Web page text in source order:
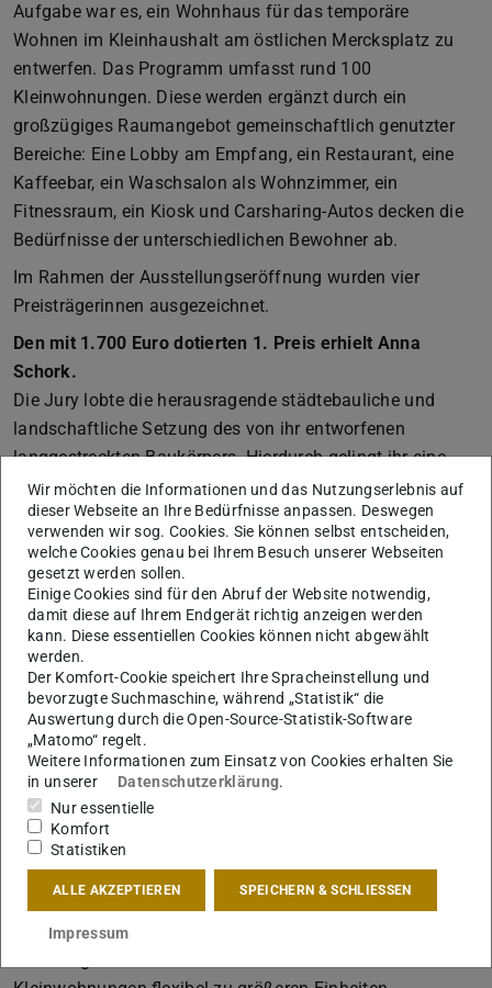
Aufgabe war es, ein Wohnhaus für das temporäre
Wohnen im Kleinhaushalt am östlichen Mercksplatz zu
entwerfen. Das Programm umfasst rund 100
Kleinwohnungen. Diese werden ergänzt durch ein
großzügiges Raumangebot gemeinschaftlich genutzter
Bereiche: Eine Lobby am Empfang, ein Restaurant, eine
Kaffeebar, ein Waschsalon als Wohnzimmer, ein
Fitnessraum, ein Kiosk und Carsharing-Autos decken die
Bedürfnisse der unterschiedlichen Bewohner ab.
Im Rahmen der Ausstellungseröffnung wurden vier
Preisträgerinnen ausgezeichnet.
Den mit 1.700 Euro dotierten 1. Preis erhielt Anna
Schork.
Die Jury lobte die herausragende städtebauliche und
landschaftliche Setzung des von ihr entworfenen
langgestreckten Baukörpers. Hierdurch gelingt ihr eine
Erweiterung des Parks bis zum Mercksplatz und die
Schaffung einer klaren Kante zur Landgraf-Georg-Straße
hin. Die gemeinschaftlich genutzten Räume öffnen sich
im Erdgeschoss nach Süden zum Park hin und erhöhen
so die Aufenthaltsqualitäten der Rudolf-Müller-Anlage.
Überzeugend ist auch die Erschließung aller Wohnungen
durch eine gemeinschaftlich genutzte, zweigeschossige
«Wandelhalle», die hohe Varianz der Wohnungstypen und
die gelungene Fassadengestaltung.
Anerkennungen (je 300 Euro) gehen an:
Rahel Mang
Ihr Entwurf zeichnet sich durch seine Eigenständigkeit
aus. Der von ihr vorgeschlagene kompakte Baukörper
schafft eine städtebauliche Verankerung zur Kreuzung
wird eine optimale Ausrichtung und Belichtung der
Wir möchten die Informationen und das Nutzungserlebnis auf
dieser Webseite an Ihre Bedürfnisse anpassen. Deswegen
verwenden wir sog. Cookies. Sie können selbst entscheiden,
welche Cookies genau bei Ihrem Besuch unserer Webseiten
gesetzt werden sollen.
Einige Cookies sind für den Abruf der Website notwendig,
damit diese auf Ihrem Endgerät richtig anzeigen werden
kann. Diese essentiellen Cookies können nicht abgewählt
werden.
Der Komfort-Cookie speichert Ihre Spracheinstellung und
bevorzugte Suchmaschine, während „Statistik“ die
Auswertung durch die Open-Source-Statistik-Software
„Matomo“ regelt.
Weitere Informationen zum Einsatz von Cookies erhalten Sie
in unserer
Datenschutzerklärung.
Nur essentielle
Komfort
Statistiken
ALLE AKZEPTIEREN SPEICHERN & SCHLIESSEN
Impressum